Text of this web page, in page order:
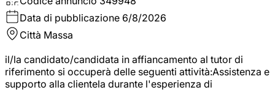
Data di pubblicazione 6/8/2026
Città Massa
il/la candidato/candidata in affiancamento al tutor di
riferimento si occuperà delle seguenti attività:Assistenza e
supporto alla clientela durante l'esperienza di